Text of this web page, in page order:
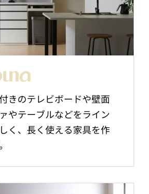
きのテレビボードや壁面
やテーブルなどをライン
く、長く使える家具を作